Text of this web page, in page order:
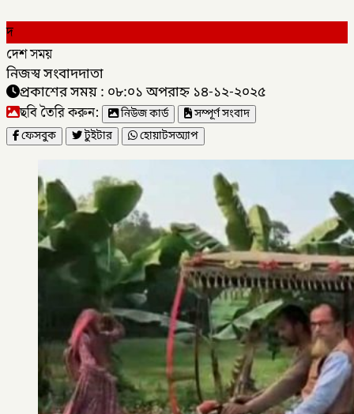
দ
দেশ সময়
নিজস্ব সংবাদদাতা
প্রকাশের সময় : ০৮:০১ অপরাহ্ন ১৪-১২-২০২৫
ছবি তৈরি করুন: নিউজ কার্ড
সম্পূর্ণ সংবাদ
ফেসবুক
টুইটার হোয়াটসঅ্যাপ